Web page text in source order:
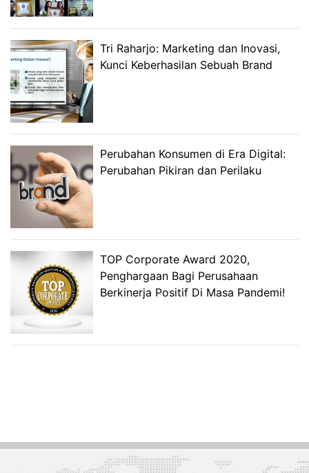
Tri Raharjo: Marketing dan Inovasi,
Kunci Keberhasilan Sebuah Brand
Perubahan Konsumen di Era Digital:
Perubahan Pikiran dan Perilaku
TOP Corporate Award 2020,
Penghargaan Bagi Perusahaan
Berkinerja Positif Di Masa Pandemi!